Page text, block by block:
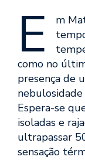
E
m
como no
presença de
nebulosidade
Espera-se
isoladas e
ultrapassar
sensação